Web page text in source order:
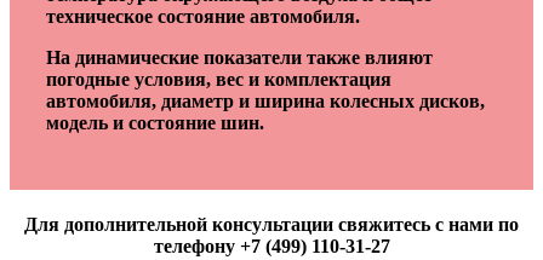
техническое состояние автомобиля.
На динамические показатели также влияют
погодные условия, вес и комплектация
автомобиля, диаметр и ширина колесных дисков,
модель и состояние шин.
Для дополнительной консультации свяжитесь с нами по
телефону +7 (499) 110-31-27